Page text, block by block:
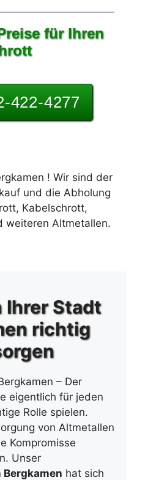
für Ihren
422-4277
! Wir sind der
und die Abholung
Kabelschrott,
weiteren Altmetallen.
Ihrer Stadt
richtig
– Der
eigentlich für jeden
Rolle spielen.
von Altmetallen
Kompromisse
Unser
hat sich